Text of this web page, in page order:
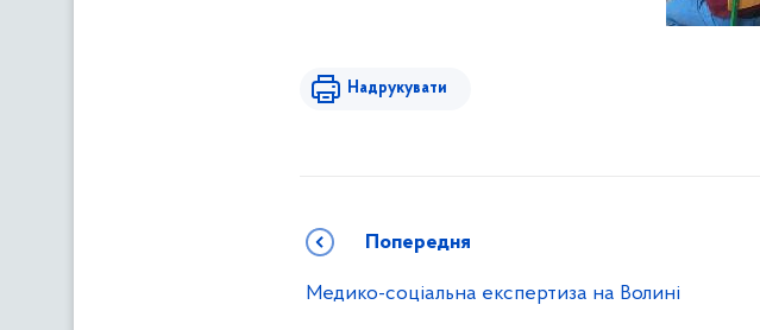
Надрукувати
Попередня
Медико-соціальна експертиза на Волині